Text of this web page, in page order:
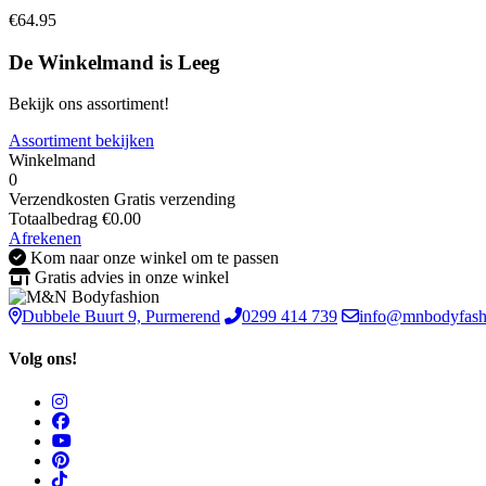
€64.95
De Winkelmand is Leeg
Bekijk ons assortiment!
Assortiment bekijken
Winkelmand
0
Verzendkosten Gratis verzending
Totaalbedrag €0.00
Afrekenen
Kom naar onze winkel om te passen
Gratis advies in onze winkel
Dubbele Buurt 9, Purmerend 0299 414 739
Volg ons!